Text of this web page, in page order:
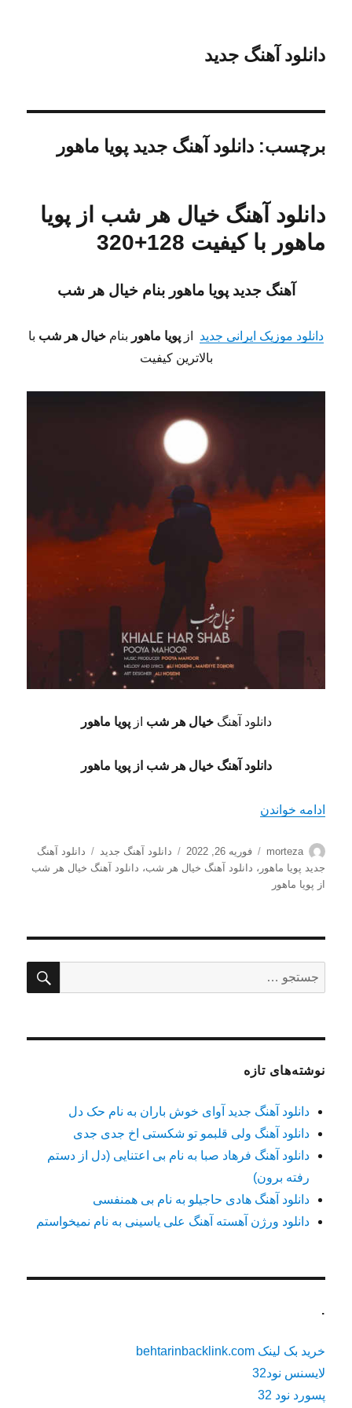
دانلود آهنگ جدید
برچسب:دانلود آهنگ جدید پویا ماهور
دانلود آهنگ خیال هر شب از پویا
ماهور با کیفیت 128+320
آهنگ جدید پویا ماهوربنام خیال هر شب
دانلود موزیک ایرانی جدید از پویا ماهور بنام خیال هر شب با
بالاترین کیفیت
دانلود آهنگخیال هر شب ازپویا ماهور
دانلود آهنگ خیال هر شب از پویا ماهور
ادامه خواندن
نویسنده
morteza
ارسال
شده
فوریه 26, 2022 دسته‌ها
دانلود آهنگ جدید برچسب‌ها
دانلود آهنگ
جدید پویا ماهور ، دانلود آهنگ خیال هر شب، دانلود آهنگ خیال هر شب
از پویا ماهور
برای:
نوشته‌های تازه
دانلود آهنگ جدید آوای خوش باران به نام حک دل
دانلود آهنگ ولی قلبمو تو شکستی اخ جدی جدی
دانلود آهنگ فرهاد صبا به نام بی اعتنایی (دل از دستم
رفته برون)
دانلود آهنگ هادی حاجیلو به نام بی همنفسی
دانلود ورژن آهسته آهنگ علی یاسینی به نام نمیخواستم
.
خرید بک لینک behtarinbacklink.com
لایسنس نود32
پسورد نود 32